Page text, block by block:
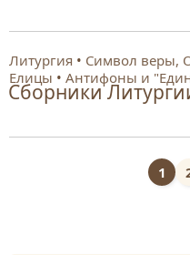
Литургия Символ веры,
Елицы
Антифоны и
Сборники
1